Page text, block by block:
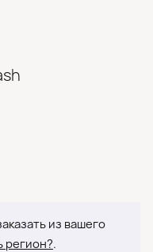
из вашего
регион?.